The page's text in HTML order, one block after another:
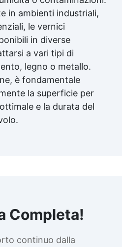
in ambienti industriali,
le vernici
in diverse
a vari tipi di
legno o metallo.
è fondamentale
la superficie per
e la durata del
Completa!
continuo dalla